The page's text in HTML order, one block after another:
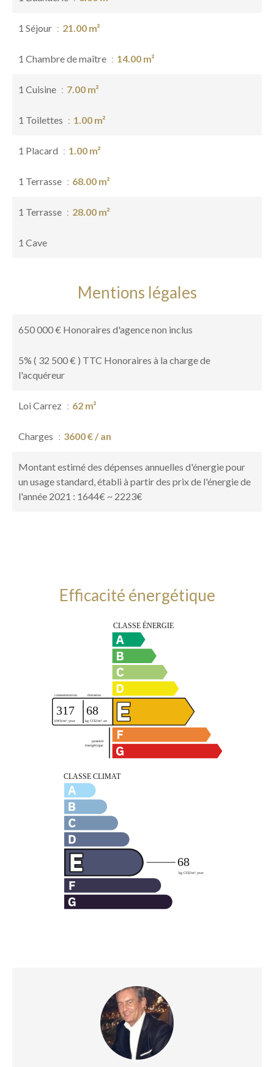
1 Séjour 21.00 m²
1 Chambre de maître 14.00 m²
1 Cuisine 7.00 m²
1 Toilettes 1.00 m²
1 Placard 1.00 m²
1 Terrasse 68.00 m²
1 Terrasse 28.00 m²
1 Cave
Mentions légales
650 000 € Honoraires d'agence non inclus
5% ( 32 500 € ) TTC Honoraires à la charge de
l'acquéreur
Loi Carrez 62 m²
Charges 3600 € / an
Montant estimé des dépenses annuelles d'énergie pour
un usage standard, établi à partir des prix de l'énergie de
l'année 2021 : 1644€ ~ 2223€
Efficacité énergétique